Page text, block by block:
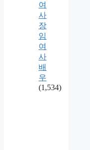
여
사
장
임
여
사
배
우
(1,534)